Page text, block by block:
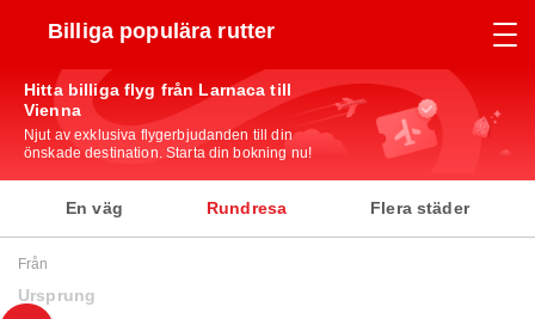
Billiga populära rutter
Hitta billiga flyg från Larnaca till
Vienna
Njut av exklusiva flygerbjudanden till din
önskade destination. Starta din bokning nu!
En väg Rundresa Flera städer
Från
Ursprung